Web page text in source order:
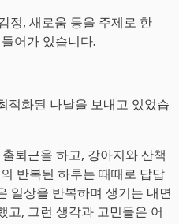
정, 새로움 등을 주제로 한
어가 있습니다.
적화된 나날을 보내고 있었습
퇴근을 하고, 강아지와 산책
반복된 하루는 때때로 답답
일상을 반복하며 생기는 내면
고, 그런 생각과 고민들은 어